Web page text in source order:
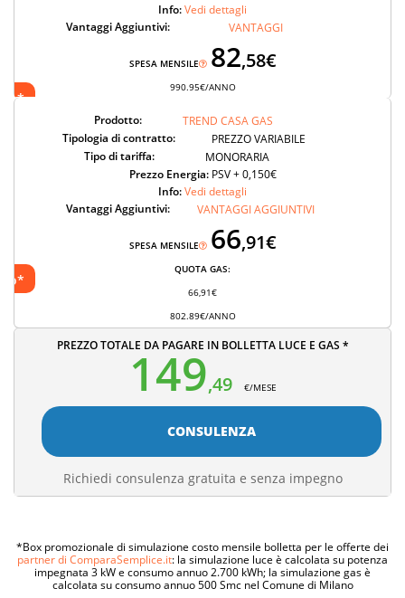
Info:Vedi dettagli
Vantaggi Aggiuntivi:
VANTAGGI
SPESA MENSILE 82,58€
990.95€/ANNO
Prodotto:
TREND CASA GAS
Tipologia di contratto:
PREZZO VARIABILE
Tipo di tariffa:
MONORARIA
Prezzo Energia: PSV + 0,150€
Info:Vedi dettagli
Vantaggi Aggiuntivi:
VANTAGGI AGGIUNTIVI
SPESA MENSILE 66,91€
QUOTA GAS:
66,91€
802.89€/ANNO
PREZZO TOTALE DA PAGARE IN BOLLETTA LUCE E GAS *
149,49 €/MESE
CONSULENZA
Richiedi consulenza gratuita e senza impegno
*Box promozionale di simulazione costo mensile bolletta per le offerte dei
partner di ComparaSemplice.it: la simulazione luce è calcolata su potenza
impegnata 3 kW e consumo annuo 2.700 kWh; la simulazione gas è
calcolata su consumo annuo 500 Smc nel Comune di Milano